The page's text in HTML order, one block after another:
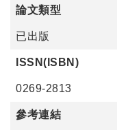
論文類型
已出版
ISSN(ISBN)
0269-2813
參考連結